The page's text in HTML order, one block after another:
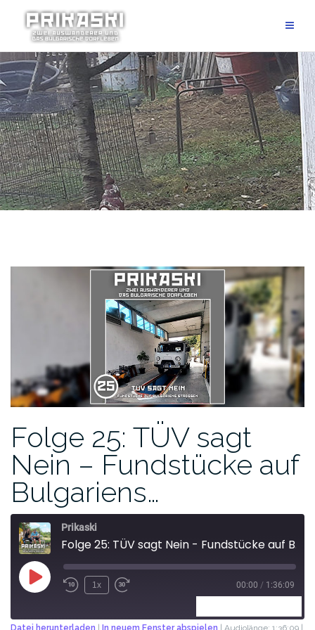
Folge 25: TÜV sagt
Nein – Fundstücke auf
Bulgariens…
Prikaski
Folge 25: TÜV sagt Nein - Fundstücke auf Bulgariens Strassen
1x 00:00 / 1:36:09